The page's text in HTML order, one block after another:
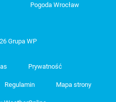
Pogoda Wrocław
Grupa WP
Prywatność
Regulamin Mapa strony